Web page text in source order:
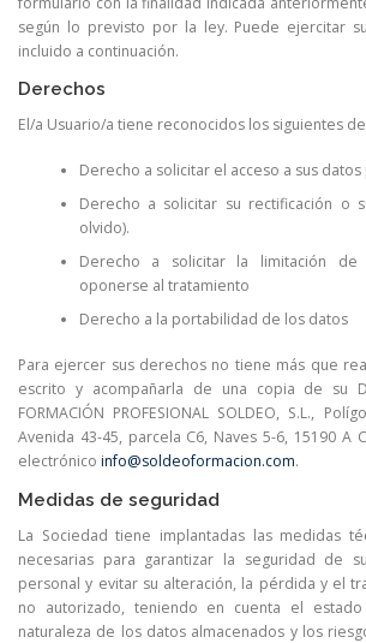
según lo previsto por la ley. Puede ejercitar
incluido a continuación.
Derechos
El/a Usuario/a tiene reconocidos los siguientes
Derecho a solicitar el acceso a sus
Derecho a solicitar su rectificación o
olvido).
Derecho a solicitar la limitación
oponerse al tratamiento
Derecho a la portabilidad de los datos
Para ejercer sus derechos no tiene más que
escrito y acompañarla de una copia de su
FORMACIÓN PROFESIONAL SOLDEO, S.L.,
Avenida 43-45, parcela C6, Naves 5-6, 15190 A
electrónico info@soldeoformacion.com.
Medidas de seguridad
La Sociedad tiene implantadas las medidas
necesarias para garantizar la seguridad de
personal y evitar su alteración, la pérdida y el
no autorizado, teniendo en cuenta el
naturaleza de los datos almacenados y los